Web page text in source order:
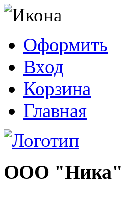
Оформить
Вход
Корзина
Главная
ООО "Ника"